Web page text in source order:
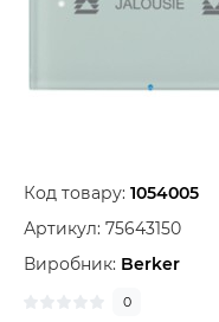
Код товару: 1054005
Артикул: 75643150
Виробник: Berker
0